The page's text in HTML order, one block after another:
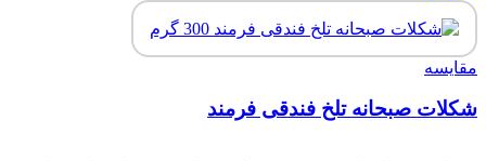
مقایسه
شکلات صبحانه تلخ فندقی فرمند